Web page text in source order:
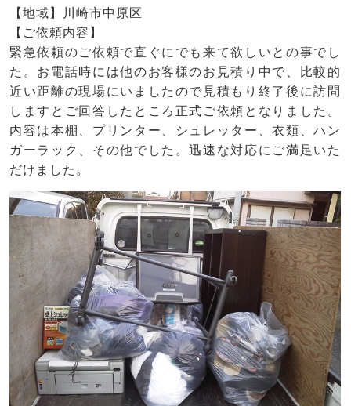
【地域】川崎市中原区
【ご依頼内容】
緊急依頼のご依頼で直ぐにでも来て欲しいとの事でし
た。お電話時には他のお客様のお見積り中で、比較的
近い距離の現場にいましたので見積もり終了後に訪問
しますとご回答したところ正式ご依頼となりました。
内容は本棚、プリンター、シュレッター、衣類、ハン
ガーラック、その他でした。迅速な対応にご満足いた
だけました。